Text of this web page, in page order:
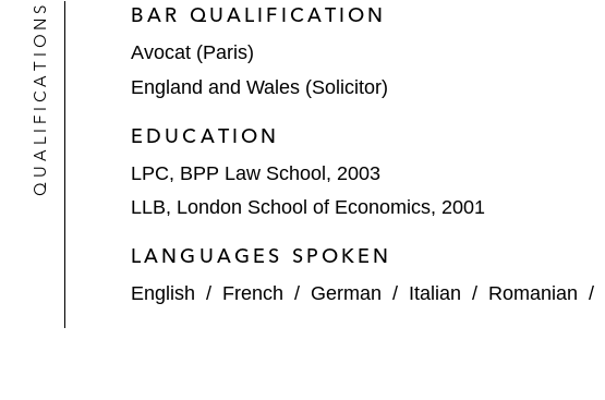
QUALIFICATIONS BAR QUALIFICATION
Avocat (Paris)
England and Wales (Solicitor)
EDUCATION
LPC, BPP Law School, 2003
LLB, London School of Economics, 2001
LANGUAGES SPOKEN
English / French / German / Italian / Romanian /